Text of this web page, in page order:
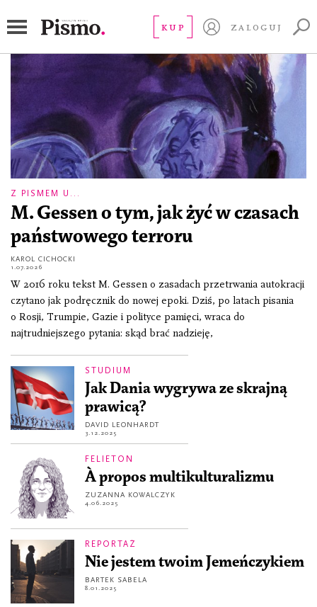
KUP ZALOGUJ
Z PISMEM U...
M. Gessen o tym, jak żyć w czasach
państwowego terroru
KAROL CICHOCKI
1.07.2026
W 2016 roku tekst M. Gessen o zasadach przetrwania autokracji
czytano jak podręcznik do nowej epoki. Dziś, po latach pisania
o Rosji, Trumpie, Gazie i polityce pamięci, wraca do
najtrudniejszego pytania: skąd brać nadzieję,
STUDIUM
Jak Dania wygrywa ze skrajną
prawicą?
DAVID LEONHARDT
3.12.2025
FELIETON
À propos multikulturalizmu
ZUZANNA KOWALCZYK
4.06.2025
REPORTAŻ
Nie jestem twoim Jemeńczykiem
BARTEK SABELA
8.01.2025